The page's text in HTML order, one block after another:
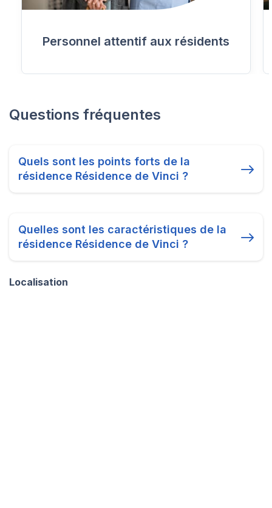
Personnel attentif aux résidents
Questions fréquentes
Quels sont les points forts de la
résidence Résidence de Vinci ?
Quelles sont les caractéristiques de la
résidence Résidence de Vinci ?
Localisation